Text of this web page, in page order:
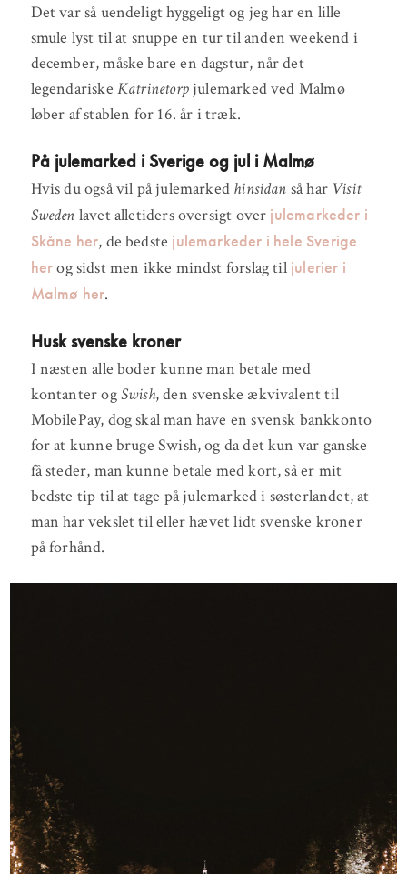
Det var så uendeligt hyggeligt og jeg har en lille
smule lyst til at snuppe en tur til anden weekend i
december, måske bare en dagstur, når det
legendariske Katrinetorpjulemarked ved Malmø
løber af stablen for 16. år i træk.
På julemarked i Sverige og jul i Malmø
Hvis du også vil på julemarked hinsidan så har Visit
Sweden lavet alletiders oversigt over julemarkeder i
Skåne her, de bedste julemarkeder i hele Sverige
herog sidst men ikke mindst forslag til julerier i
Malmø her.
Husk svenske kroner
I næsten alle boder kunne man betale med
kontanter ogSwish, den svenske ækvivalent til
MobilePay, dog skal man have en svensk bankkonto
for at kunne bruge Swish, og da det kun var ganske
få steder, man kunne betale med kort, så er mit
bedste tip til at tage på julemarked i søsterlandet, at
man har vekslet til eller hævet lidt svenske kroner
på forhånd.